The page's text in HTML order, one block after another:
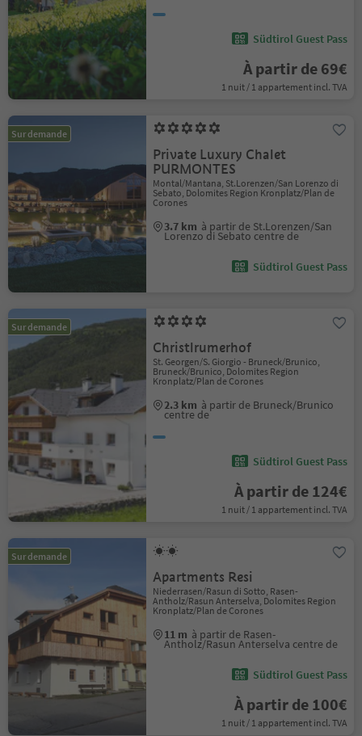
Südtirol Guest Pass
À partir de 69€
1 nuit / 1 appartement incl. TVA
Sur demande
Private Luxury Chalet
PURMONTES
Montal/Mantana, St.Lorenzen/San Lorenzo di
Sebato, Dolomites Region Kronplatz/Plan de
Corones
3.7 km à partir de St.Lorenzen/San
Lorenzo di Sebato centre de
Südtirol Guest Pass
Sur demande
Christlrumerhof
St. Georgen/S. Giorgio - Bruneck/Brunico,
Bruneck/Brunico, Dolomites Region
Kronplatz/Plan de Corones
2.3 km à partir de Bruneck/Brunico
centre de
Südtirol Guest Pass
À partir de 124€
1 nuit / 1 appartement incl. TVA
Sur demande
Apartments Resi
Niederrasen/Rasun di Sotto, Rasen-
Antholz/Rasun Anterselva, Dolomites Region
Kronplatz/Plan de Corones
11 m à partir de Rasen-
Antholz/Rasun Anterselva centre de
Südtirol Guest Pass
À partir de 100€
1 nuit / 1 appartement incl. TVA